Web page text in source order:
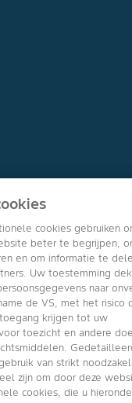
cookies gebruiken
beter te begrijpen,
en om informatie te
Uw toestemming
naar
de VS, met het risico
krijgen tot uw
toezicht en andere
van strikt
zijn om door deze
cookies, die u